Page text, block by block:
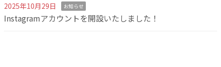
2025年10月29日 お知らせ
Instagramアカウントを開設いたしました！